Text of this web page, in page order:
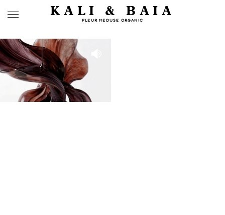
KALI & BAIA
FLEUR MEDUSE ORGANIC